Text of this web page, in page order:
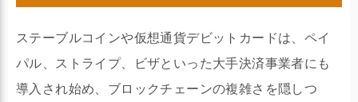
ステーブルコインや仮想通貨デビットカードは、ペイ
パル、ストライプ、ビザといった大手決済事業者にも
導入され始め、ブロックチェーンの複雑さを隠しつ